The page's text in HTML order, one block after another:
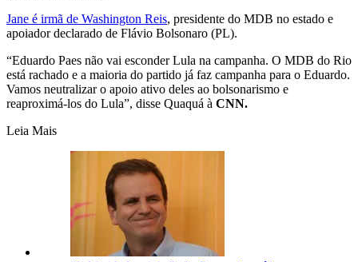
Jane é irmã de Washington Reis, presidente do MDB no estado e
apoiador declarado de Flávio Bolsonaro (PL).
“Eduardo Paes não vai esconder Lula na campanha. O MDB do Rio
está rachado e a maioria do partido já faz campanha para o Eduardo.
Vamos neutralizar o apoio ativo deles ao bolsonarismo e
reaproximá-los do Lula”, disse Quaquá à CNN.
Leia Mais